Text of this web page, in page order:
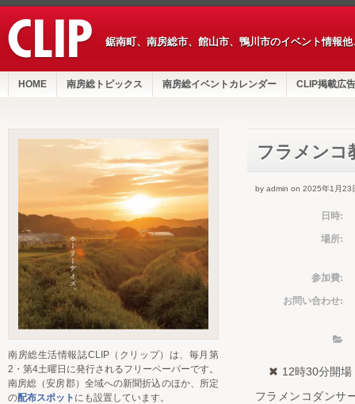
鋸南町、南房総市、館山市、鴨川市のイベント情報
HOME 南房総トピックス 南房総イベントカレンダー CLIP掲載広告
フラメンコ
by admin on 2025年1月23
日時:
場所:
参加費:
お問い合わせ:
12時30分開場
フラメンコダンサ
南房総生活情報誌CLIP（クリップ）は、毎月第
2・第4土曜日に発行されるフリーペーパーです。
南房総（安房郡）全域への新聞折込のほか、所定
の配布スポット にも設置しています。